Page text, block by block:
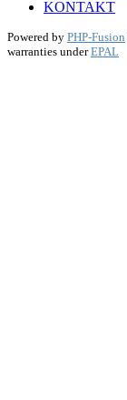
KONTAKT
Powered by PHP-Fusion
warranties underEPAL